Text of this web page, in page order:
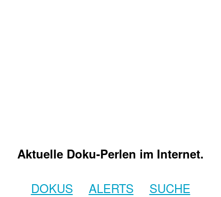
Aktuelle Doku-Perlen im Internet.
DOKUS ALERTS
SUCHE